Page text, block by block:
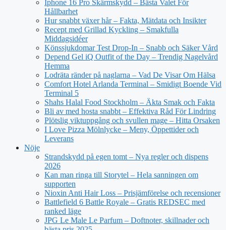
Iphone 16 Pro Skärmskydd – Bästa Valet För
Hållbarhet
Hur snabbt växer hår – Fakta, Mätdata och Insikter
Recept med Grillad Kyckling – Smakfulla
Middagsidéer
Könssjukdomar Test Drop-In – Snabb och Säker Vård
Depend Gel iQ Outfit of the Day – Trendig Nagelvård
Hemma
Lodräta ränder på naglarna – Vad De Visar Om Hälsa
Comfort Hotel Arlanda Terminal – Smidigt Boende Vid
Terminal 5
Shahs Halal Food Stockholm – Äkta Smak och Fakta
Bli av med hosta snabbt – Effektiva Råd För Lindring
Plötslig viktuppgång och svullen mage – Hitta Orsaken
I Love Pizza Mölnlycke – Meny, Öppettider och
Leverans
Nöje
Strandskydd på egen tomt – Nya regler och dispens
2026
Kan man ringa till Storytel – Hela sanningen om
supporten
Nioxin Anti Hair Loss – Prisjämförelse och recensioner
Battlefield 6 Battle Royale – Gratis REDSEC med
ranked läge
JPG Le Male Le Parfum – Doftnoter, skillnader och